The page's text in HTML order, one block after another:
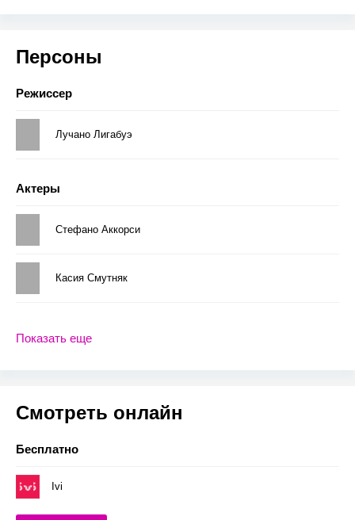
Персоны
Режиссер
Лучано Лигабуэ
Актеры
Стефано Аккорси
Касия Смутняк
Показать еще
Смотреть онлайн
Бесплатно
Ivi